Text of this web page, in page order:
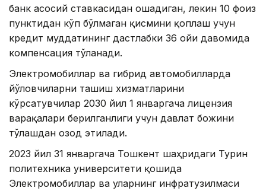
банк асосий ставкасидан ошадиган, лекин 10 фоиз
пунктидан кўп бўлмаган қисмини қоплаш учун
кредит муддатининг дастлабки 36 ойи давомида
компенсация тўланади.
Электромобиллар ва гибрид автомобилларда
йўловчиларни ташиш хизматларини
кўрсатувчилар 2030 йил 1 январгача лицензия
варақалари берилганлиги учун давлат божини
тўлашдан озод этилади.
2023 йил 31 январгача Тошкент шаҳридаги Турин
политехника университети қошида
Электромобиллар ва уларнинг инфратузилмаси